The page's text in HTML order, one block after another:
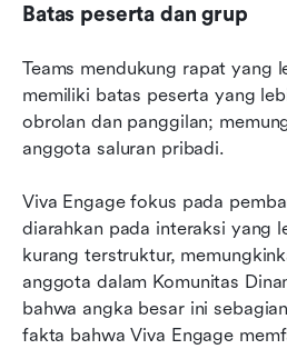
Batas peserta dan grup
Teams mendukung rapat yang
memiliki batas peserta yang
obrolan dan panggilan;
anggota saluran pribadi.
Viva Engage fokus pada
diarahkan pada interaksi yang
kurang terstruktur,
anggota dalam Komunitas
bahwa angka besar ini
fakta bahwa Viva Engage